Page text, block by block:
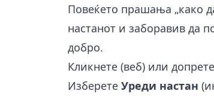
Повеќето прашања „како
настанот и заборавив да
добро.
Кликнете (веб) или
Изберете Уреди настан